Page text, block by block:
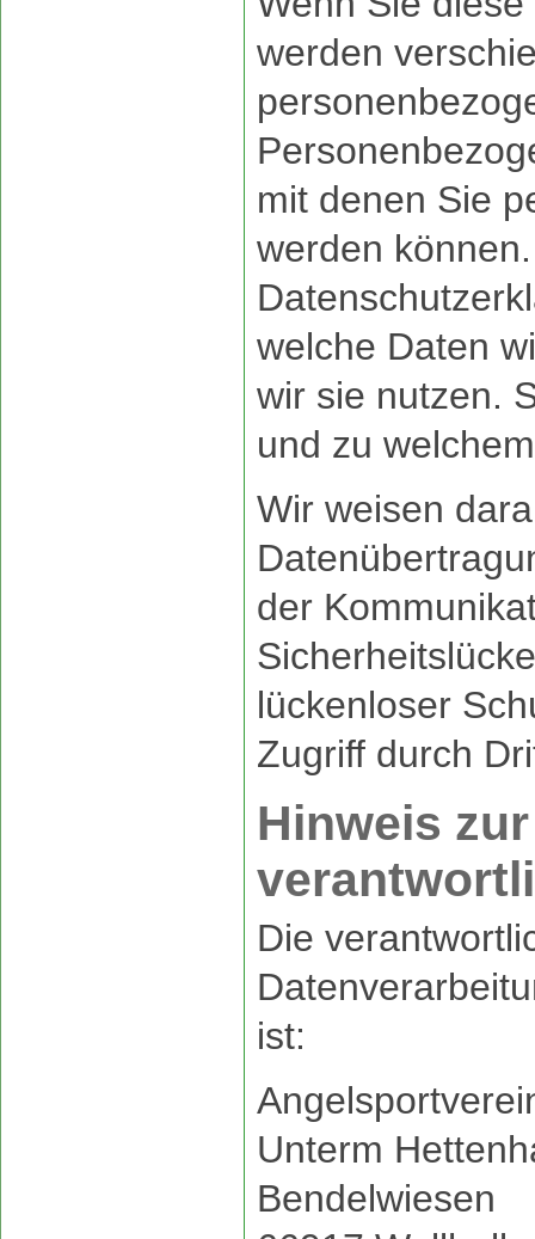
werden
mit denen Sie
werden
welche Daten
wir sie nutzen.
und zu
Wir weisen
der
lückenloser
Zugriff durch
Hinweis zur
Die
ist:
Unterm
Bendelwiesen